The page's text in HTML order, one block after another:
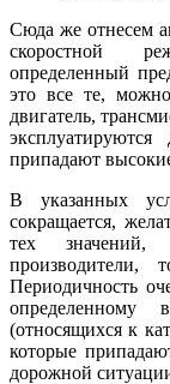
Сюда же отнесем
скоростной
определенный
это все те, можно
двигатель,
припадают
В указанных
сокращается,
тех значений,
производители,
Периодичность
определенному
(относящихся к
которые
дорожной